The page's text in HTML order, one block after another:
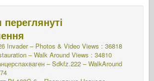
Invader – Photos & Video Views : 36818
– Walk Around Views : 34810
– Sdkfz.222 – WalkAround